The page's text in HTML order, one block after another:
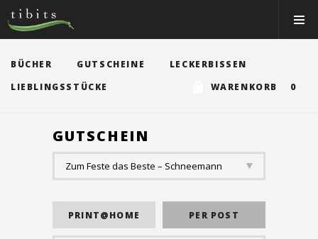
Tibits:
Home
Main
RESTAURANTS
EVENTS
ÜBER UNS
EVENTRÄUME
BÜCHER GUTSCHEINE
LECKERBISSEN
LIEBLINGSSTÜCKE
WARENKORB 0
GUTSCHEIN